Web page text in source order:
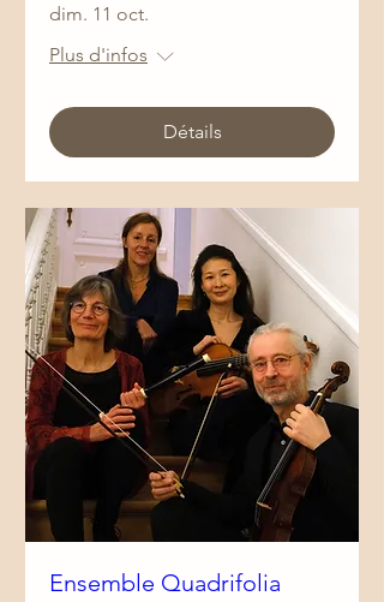
dim. 11 oct.
Plus d'infos
Détails
Ensemble Quadrifolia